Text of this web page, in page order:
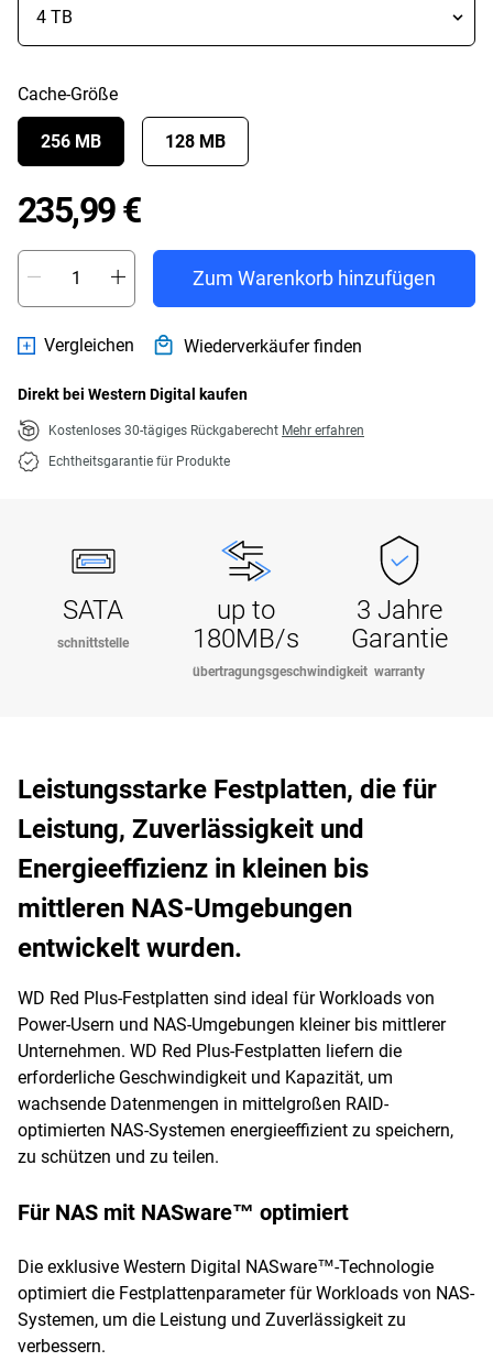
Cache-Größe
256 MB 128 MB
235,99 €Price 235,99 €
Zum Warenkorb hinzufügen
Vergleichen Wiederverkäufer finden
Direkt bei Western Digital kaufen
Kostenloses 30-tägiges Rückgaberecht Mehr erfahren
Echtheitsgarantie für Produkte
SATA
schnittstelle
up to
180MB/s
übertragungsgeschwindigkeit
3 Jahre
Garantie
warranty
Leistungsstarke Festplatten, die für
Leistung, Zuverlässigkeit und
Energieeffizienz in kleinen bis
mittleren NAS-Umgebungen
entwickelt wurden.
WD Red Plus-Festplatten sind ideal für Workloads von
Power-Usern und NAS-Umgebungen kleiner bis mittlerer
Unternehmen. WD Red Plus-Festplatten liefern die
erforderliche Geschwindigkeit und Kapazität, um
wachsende Datenmengen in mittelgroßen RAID-
optimierten NAS-Systemen energieeffizient zu speichern,
zu schützen und zu teilen.
Für NAS mit NASware™ optimiert
Die exklusive Western Digital NASware™-Technologie
optimiert die Festplattenparameter für Workloads von NAS-
Systemen, um die Leistung und Zuverlässigkeit zu
verbessern.